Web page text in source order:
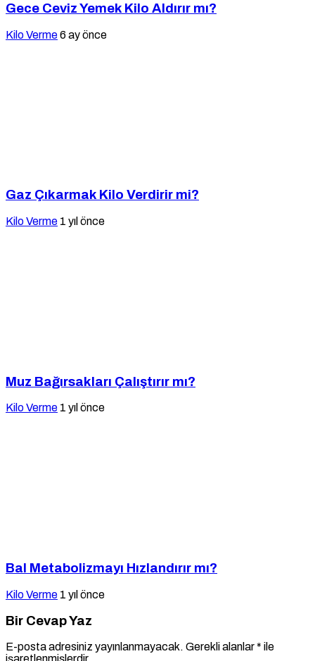
Gece Ceviz Yemek Kilo Aldırır mı?
Kilo Verme6 ay önce
Gaz Çıkarmak Kilo Verdirir mi?
Kilo Verme 1 yıl önce
Muz Bağırsakları Çalıştırır mı?
Kilo Verme 1 yıl önce
Bal Metabolizmayı Hızlandırır mı?
Kilo Verme 1 yıl önce
Bir Cevap Yaz
E-posta adresiniz yayınlanmayacak. Gerekli alanlar* ile